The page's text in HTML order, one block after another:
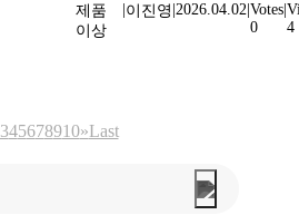
제품
이상
이진영 2026.04.02 Votes
0
4
345678910»Last